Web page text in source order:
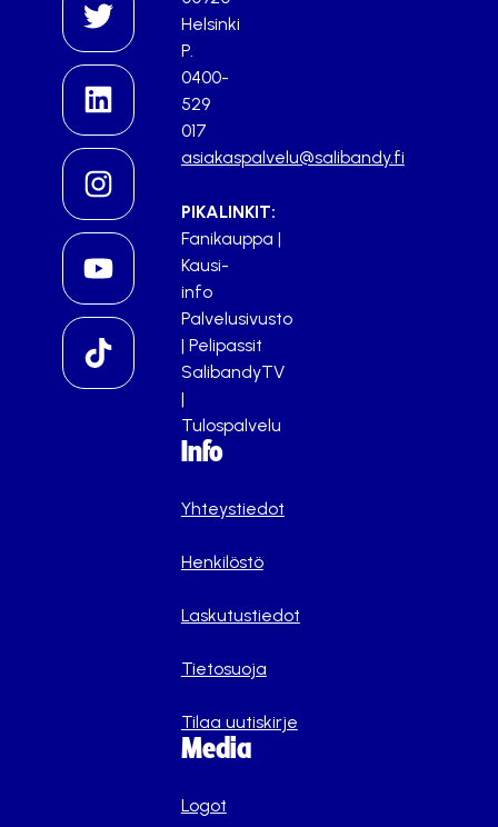
Helsinki
P.
0400-
529
017
asiakaspalvelu@salibandy.fi
PIKALINKIT:
Fanikauppa |
Kausi-
info
Palvelusivusto
| Pelipassit
SalibandyTV
|
Tulospalvelu
Info
Yhteystiedot
Henkilöstö
Laskutustiedot
Tietosuoja
Tilaa uutiskirje
Media
Logot